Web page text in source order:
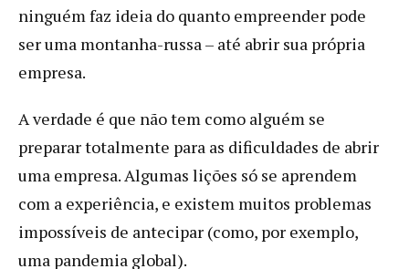
ninguém faz ideia do quanto empreender pode
ser uma montanha-russa – até abrir sua própria
empresa.
A verdade é que não tem como alguém se
preparar totalmente para as dificuldades de abrir
uma empresa. Algumas lições só se aprendem
com a experiência, e existem muitos problemas
impossíveis de antecipar (como, por exemplo,
uma pandemia global).